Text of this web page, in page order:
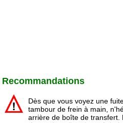
Recommandations
Dès que vous voyez une
tambour de frein à main,
arrière de boîte de transfert.